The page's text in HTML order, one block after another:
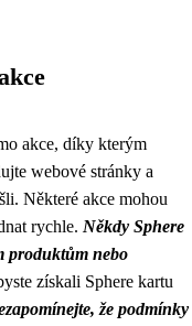
akce, díky kterým
webové stránky a
Některé akce mohou
rychle. Někdy Sphere
produktům nebo
získali Sphere kartu
že podmínky